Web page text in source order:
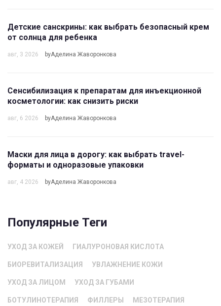
Детские санскрины: как выбрать безопасный крем
от солнца для ребенка
авг, 3 2026 byАделина Жаворонкова
Сенсибилизация к препаратам для инъекционной
косметологии: как снизить риски
авг, 6 2026 byАделина Жаворонкова
Маски для лица в дорогу: как выбрать travel-
форматы и одноразовые упаковки
авг, 4 2026 byАделина Жаворонкова
Популярные Теги
УХОД ЗА КОЖЕЙ ГИАЛУРОНОВАЯ КИСЛОТА
БИОРЕВИТАЛИЗАЦИЯ УВЛАЖНЕНИЕ КОЖИ
УХОД ЗА ЛИЦОМ УХОД ЗА ГУБАМИ
БОТУЛИНОТЕРАПИЯ ФИЛЛЕРЫ МЕЗОТЕРАПИЯ